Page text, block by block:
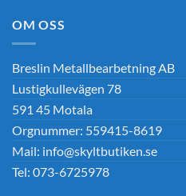
OM OSS
Breslin Metallbearbetning AB
Lustigkullevägen 78
591 45 Motala
Orgnummer: 559415-8619
Mail: info@skyltbutiken.se
Tel: 073-6725978